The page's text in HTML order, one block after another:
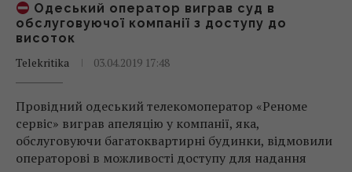
Одеський оператор виграв суд в
обслуговуючої компанії з доступу до
висоток
Telekritika
03.04.2019 17:48
Провідний одеський телекомоператор «Реноме
сервіс» виграв апеляцію у компанії, яка,
обслуговуючи багатоквартирні будинки, відмовили
операторові в можливості доступу для надання